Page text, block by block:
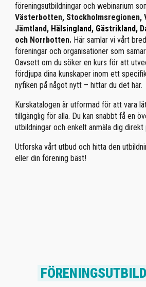
föreningsutbildningar och webinarium
Västerbotten, Stockholmsregionen,
Jämtland, Hälsingland, Gästrikland,
och Norrbotten. Här samlar vi vårt
föreningar och organisationer som
Oavsett om du söker en kurs för att
fördjupa dina kunskaper inom ett
nyfiken på något nytt – hittar du det här.
Kurskatalogen är utformad för att vara
tillgänglig för alla. Du kan snabbt få en
utbildningar och enkelt anmäla dig direkt
Utforska vårt utbud och hitta den
eller din förening bäst!